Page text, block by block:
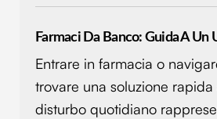
Farmaci Da Banco: Guida A Un
Entrare in farmacia o
trovare una soluzione
disturbo quotidiano